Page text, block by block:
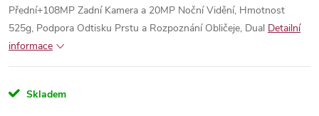
Přední+108MP Zadní Kamera a 20MP Noční Vidění, Hmotnost
525g, Podpora Odtisku Prstu a Rozpoznání Obličeje, Dual Detailní
informace
Skladem